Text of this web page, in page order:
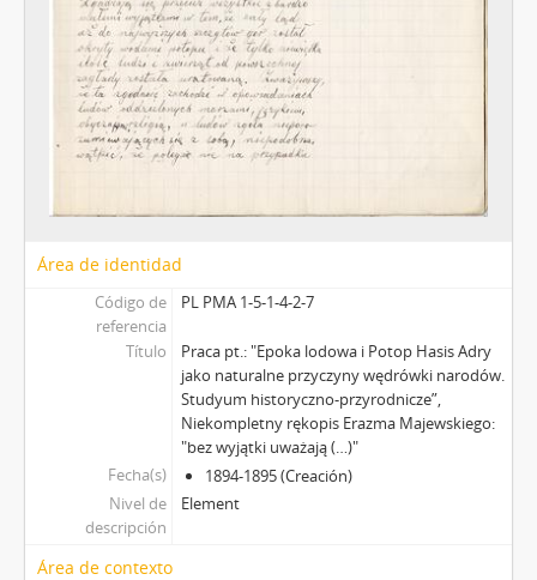
Área de identidad
Código de
referencia
PL PMA 1-5-1-4-2-7
Título
Praca pt.: "Epoka lodowa i Potop Hasis Adry
jako naturalne przyczyny wędrówki narodów.
Studyum historyczno-przyrodnicze”,
Niekompletny rękopis Erazma Majewskiego:
"bez wyjątki uważają (…)"
Fecha(s)
1894-1895 (Creación)
Nivel de
descripción
Element
Área de contexto